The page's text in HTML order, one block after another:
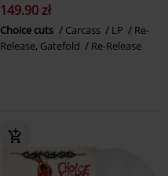
149.90 zł
Choice cuts Carcass LP
Re-
Release, Gatefold
Re-Release